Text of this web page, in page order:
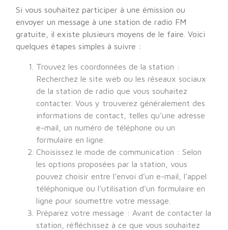
Si vous souhaitez participer à une émission ou
envoyer un message à une station de radio FM
gratuite, il existe plusieurs moyens de le faire. Voici
quelques étapes simples à suivre :
Trouvez les coordonnées de la station :
Recherchez le site web ou les réseaux sociaux
de la station de radio que vous souhaitez
contacter. Vous y trouverez généralement des
informations de contact, telles qu’une adresse
e-mail, un numéro de téléphone ou un
formulaire en ligne.
Choisissez le mode de communication : Selon
les options proposées par la station, vous
pouvez choisir entre l’envoi d’un e-mail, l’appel
téléphonique ou l’utilisation d’un formulaire en
ligne pour soumettre votre message.
Préparez votre message : Avant de contacter la
station, réfléchissez à ce que vous souhaitez